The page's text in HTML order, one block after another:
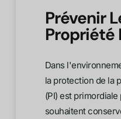
Prévenir
Propriété
Dans
la protection de la
(PI) est
souhaitent